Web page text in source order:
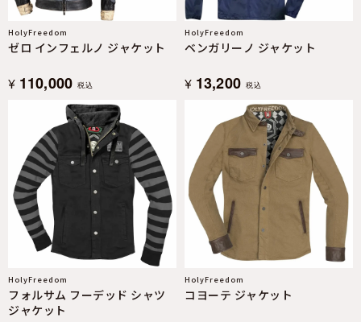
HolyFreedom
ゼロ インフェルノ ジャケット
¥ 110,000 税込
HolyFreedom
ベンガリーノ ジャケット
¥ 13,200 税込
HolyFreedom
フォルサム フーデッド シャツ
ジャケット
HolyFreedom
コヨーテ ジャケット